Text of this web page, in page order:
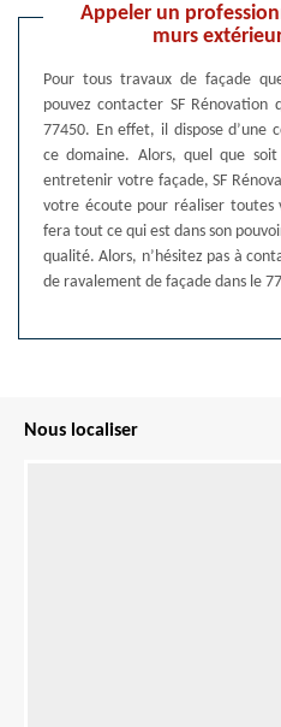
Appeler un
murs
Pour tous travaux de façade
pouvez contacter SF
77450. En effet, il dispose d’une
ce domaine. Alors, quel que
entretenir votre façade, SF
votre écoute pour réaliser toutes
fera tout ce qui est dans son
qualité. Alors, n’hésitez pas à
de ravalement de façade dans le
Nous localiser